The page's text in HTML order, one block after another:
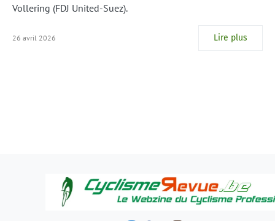
Vollering (FDJ United-Suez).
26 avril 2026 Lire plus